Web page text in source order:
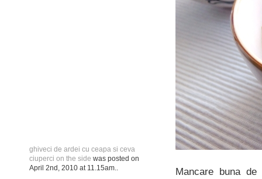
ghiveci de ardei cu ceapa si ceva
ciuperci on the side was posted on
April 2nd, 2010 at 11.15am
Mancare buna